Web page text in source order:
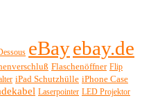
eBayebay.de
Flaschenöffner Flip
iPad Schutzhülle iPhone Case
Laserpointer LED Projektor